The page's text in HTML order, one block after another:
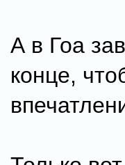
А в Гоа
конце,